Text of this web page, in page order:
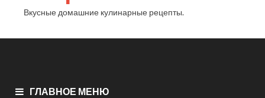
Вкусные домашние кулинарные рецепты.
ГЛАВНОЕ МЕНЮ